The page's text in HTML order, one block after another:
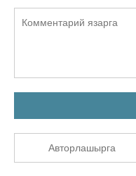
Авторлашырга